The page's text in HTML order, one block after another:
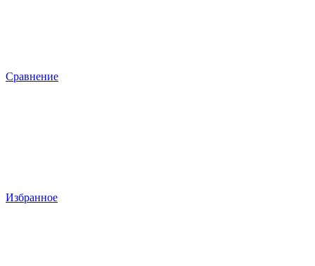
Сравнение
Избранное